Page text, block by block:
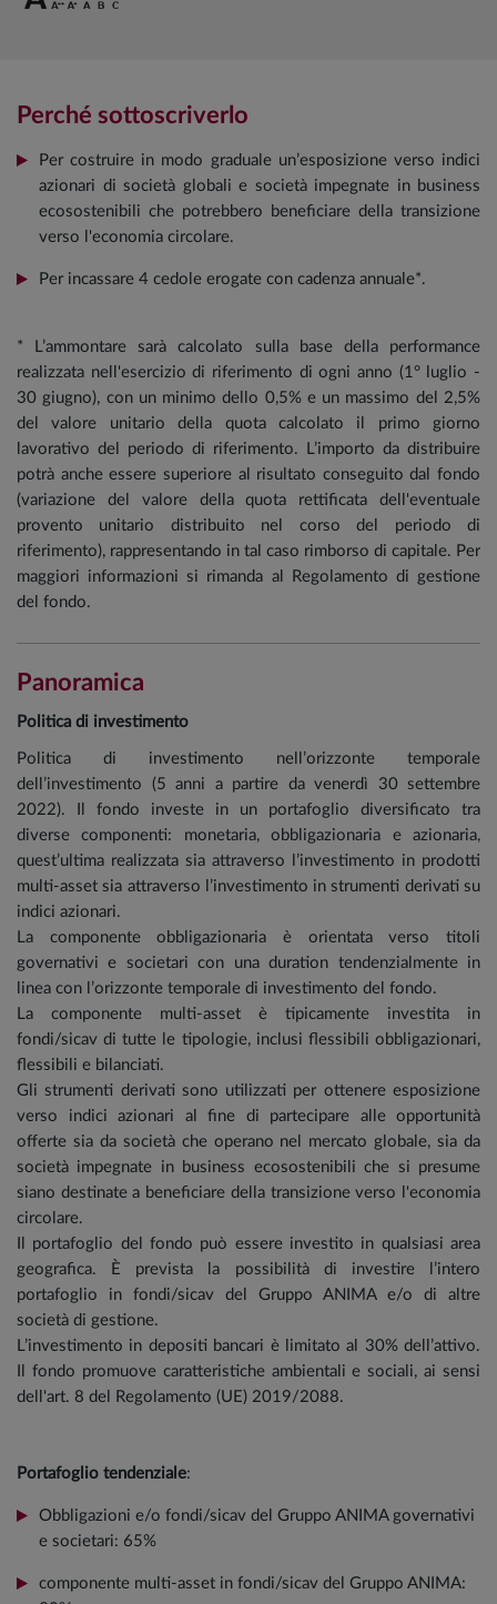
Perché sottoscriverlo
Per costruire in modo graduale un’esposizione verso indici
azionari di società globali e società impegnate in business
ecosostenibili che potrebbero beneficiare della transizione
verso l'economia circolare.
Per incassare 4 cedole erogate con cadenza annuale*.
* L’ammontare sarà calcolato sulla base della performance
realizzata nell'esercizio di riferimento di ogni anno (1° luglio -
30 giugno), con un minimo dello 0,5% e un massimo del 2,5%
del valore unitario della quota calcolato il primo giorno
lavorativo del periodo di riferimento. L’importo da distribuire
potrà anche essere superiore al risultato conseguito dal fondo
(variazione del valore della quota rettificata dell'eventuale
provento unitario distribuito nel corso del periodo di
riferimento), rappresentando in tal caso rimborso di capitale. Per
maggiori informazioni si rimanda al Regolamento di gestione
del fondo.
Panoramica
Politica di investimento
Politica di investimento nell’orizzonte temporale
dell’investimento (5 anni a partire da venerdì 30 settembre
2022). Il fondo investe in un portafoglio diversificato tra
diverse componenti: monetaria, obbligazionaria e azionaria,
quest’ultima realizzata sia attraverso l’investimento in prodotti
multi-asset sia attraverso l’investimento in strumenti derivati su
indici azionari.
La componente obbligazionaria è orientata verso titoli
governativi e societari con una duration tendenzialmente in
linea con l’orizzonte temporale di investimento del fondo.
La componente multi-asset è tipicamente investita in
fondi/sicav di tutte le tipologie, inclusi flessibili obbligazionari,
flessibili e bilanciati.
Gli strumenti derivati sono utilizzati per ottenere esposizione
verso indici azionari al fine di partecipare alle opportunità
offerte sia da società che operano nel mercato globale, sia da
società impegnate in business ecosostenibili che si presume
siano destinate a beneficiare della transizione verso l'economia
circolare.
Il portafoglio del fondo può essere investito in qualsiasi area
geografica. È prevista la possibilità di investire l’intero
portafoglio in fondi/sicav del Gruppo ANIMA e/o di altre
società di gestione.
L’investimento in depositi bancari è limitato al 30% dell’attivo.
Il fondo promuove caratteristiche ambientali e sociali, ai sensi
dell'art. 8 del Regolamento (UE) 2019/2088.
Portafoglio tendenziale:
Obbligazioni e/o fondi/sicav del Gruppo ANIMA governativi
e societari: 65%
componente multi-asset in fondi/sicav del Gruppo ANIMA: